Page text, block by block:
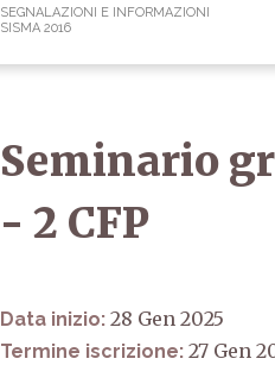
SEGNALAZIONI E INFORMAZIONI
SISMA 2016
Seminario
- 2 CFP
Data inizio: 28 Gen 2025
Termine iscrizione: 27 Gen